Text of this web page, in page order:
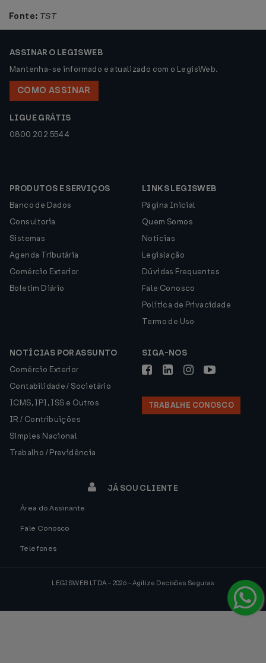
Fonte: TST
ASSINAR O LEGISWEB
Mantenha-se informado e atualizado com o LegisWeb.
COMO ASSINAR
LIGUE GRÁTIS
0800 202 5544
PRODUTOS E SERVIÇOS
Banco de Dados
Consultoria
Sistemas
Agenda Tributária
Comércio Exterior
Boletim Diário
LINKS LEGISWEB
Página Inicial
Quem Somos
Notícias
Legislação
Dúvidas Frequentes
Fale Conosco
Política de Privacidade
Termo de Uso
NOTÍCIAS POR ASSUNTO
Comércio Exterior
Contabilidade / Societário
ICMS, IPI, ISS e Outros
IR / Contribuições
Simples Nacional
Trabalho / Previdência
SIGA-NOS
TRABALHE CONOSCO
JÁ SOU CLIENTE
Área do Assinante
Fale Conosco
Telefones
LEGISWEB LTDA - 2026 - Agilize Decisões Seguras